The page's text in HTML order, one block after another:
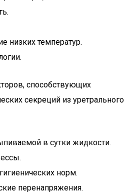
низких температур.
способствующих
секреций из уретрального
в сутки жидкости.
норм.
перенапряжения.